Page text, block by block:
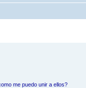
me puedo unir a ellos?